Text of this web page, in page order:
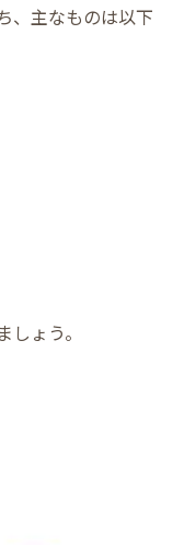
、主なものは以下
ょう。